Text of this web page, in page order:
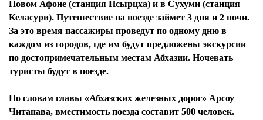
Новом Афоне (станция Псырцха) и в Сухуми (станция
Келасури). Путешествие на поезде займет 3 дня и 2 ночи.
За это время пассажиры проведут по одному дню в
каждом из городов, где им будут предложены экскурсии
по достопримечательным местам Абхазии. Ночевать
туристы будут в поезде.
По словам главы «Абхазских железных дорог» Арсоу
Читанава, вместимость поезда составит 500 человек.